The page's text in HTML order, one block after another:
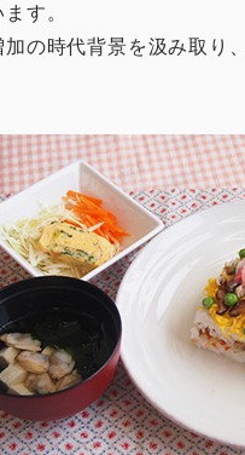
す。
の時代背景を汲み取り